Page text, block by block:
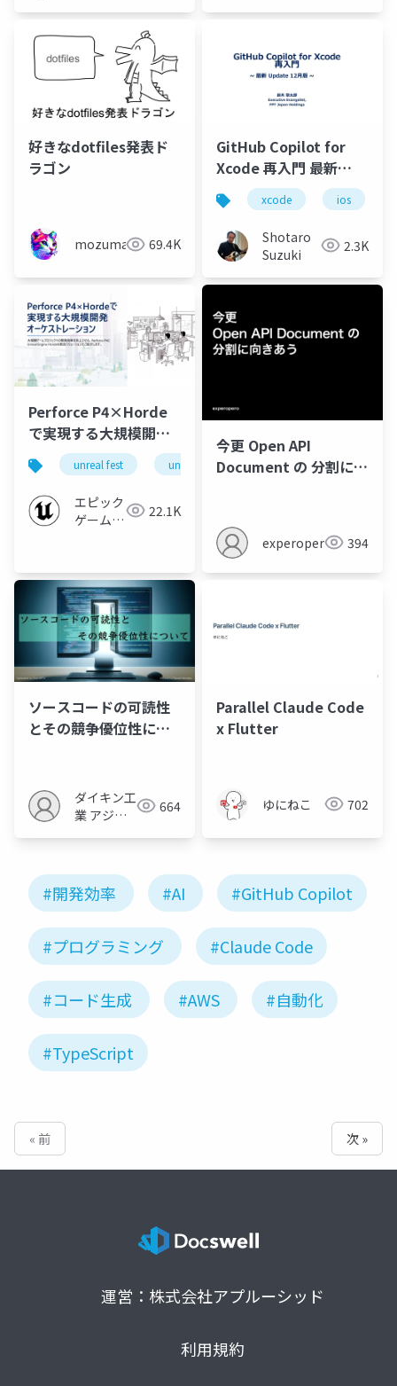
好きなdotfiles発表ド
ラゴン
mozumasu 69.4K
GitHub Copilot for
Xcode 再入門 最新
Update 12月版
xcode ios
Shotaro
Suzuki
2.3K
Perforce P4×Horde
で実現する大規模開発
オーケストレーション |
Unreal Fest Tokyo
2025
unreal fest unreal fest tokyo 2025
エピック
ゲームズ
22.1K
今更 Open API
Document の 分割に向
experopero 394
ソースコードの可読性
とその競争優位性につ
ダイキン工
業 アジャ
664
Parallel Claude Code
x Flutter
ゆにねこ 702
#開発効率 #AI #GitHub Copilot
#プログラミング #Claude Code
#コード生成 #AWS #自動化
#TypeScript
« 前 次 »
運営：株式会社アプルーシッド
利用規約